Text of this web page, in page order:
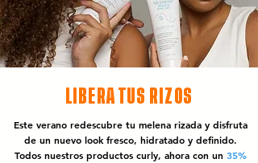
LIBERA TUS RIZOS
Este verano redescubre tu melena rizada y disfruta
de un nuevo look fresco, hidratado y definido.
Todos nuestros productos curly, ahora con un 35%